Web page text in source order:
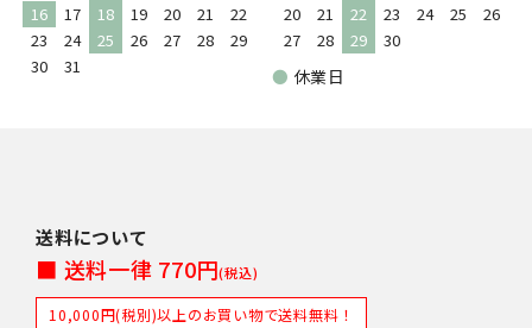
16
17 18 19 20 21
22
23
24 25 26 27 28
29
30
31
20
21 22 23 24 25
26
27
28 29 30
● 休業日
送料について
■ 送料一律 770円(税込)
10,000円(税別)以上のお買い物で送料無料！